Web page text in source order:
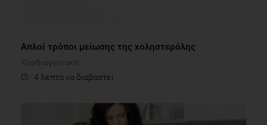
Aπλοί τρόποι μείωσης της χοληστερόλης
Καρδιαγγειακά
4 λεπτά να διαβαστεί